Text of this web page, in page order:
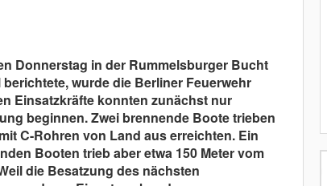
Donnerstag in der Rummelsburger Bucht
wurde die Berliner Feuerwehr
Einsatzkräfte konnten zunächst nur
beginnen. Zwei brennende Boote trieben
C-Rohren von Land aus erreichten. Ein
Booten trieb aber etwa 150 Meter vom
die Besatzung des nächsten